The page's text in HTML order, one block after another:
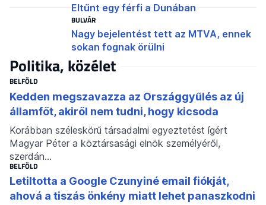
Eltűnt egy férfi a Dunában
BULVÁR
Nagy bejelentést tett az MTVA, ennek
sokan fognak örülni
Politika, közélet
BELFÖLD
Kedden megszavazza az Országgyűlés az új
államfőt, akiről nem tudni, hogy kicsoda
Korábban széleskörű társadalmi egyeztetést ígért
Magyar Péter a köztársasági elnök személyéről,
szerdán…
BELFÖLD
Letiltotta a Google Czunyiné email fiókját,
ahová a tiszás önkény miatt lehet panaszkodni